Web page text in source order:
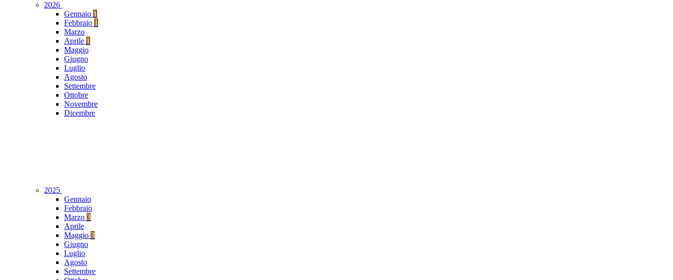
2026
Gennaio 1
Febbraio 1
Marzo
Aprile 1
Maggio
Giugno
Luglio
Agosto
Settembre
Ottobre
Novembre
Dicembre
2025
Gennaio
Febbraio
Marzo 3
Aprile
Maggio 3
Giugno
Luglio
Agosto
Settembre